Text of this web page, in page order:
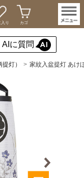
り カゴ
AIに質問
灯） 家紋入盆提灯 あけ